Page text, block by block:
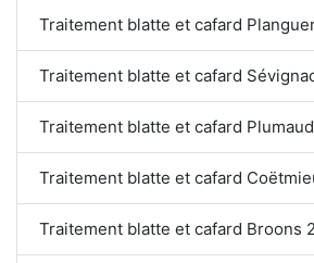
Traitement blatte et cafard
Traitement blatte et cafard
Traitement blatte et cafard
Traitement blatte et cafard
Traitement blatte et cafard Broons